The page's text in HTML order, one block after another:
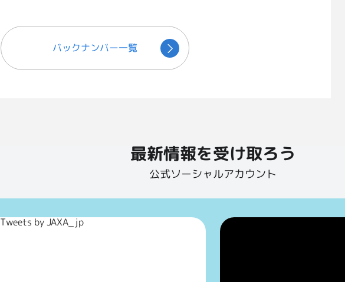
バックナンバー一覧
最新情報を受け取ろう
公式ソーシャルアカウント
Tweets by JAXA_jp